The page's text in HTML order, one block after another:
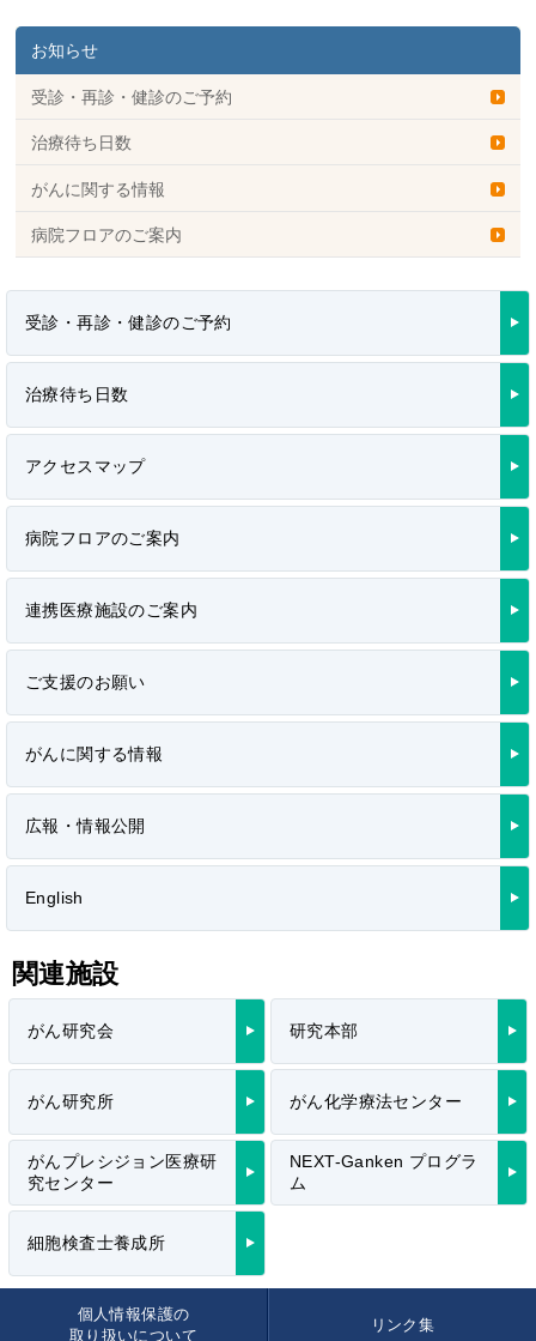
お知らせ
受診・再診・健診のご予約
治療待ち日数
がんに関する情報
病院フロアのご案内
受診・再診・健診のご予約
治療待ち日数
アクセスマップ
病院フロアのご案内
連携医療施設のご案内
ご支援のお願い
がんに関する情報
広報・情報公開
English
関連施設
がん研究会 研究本部
がん研究所 がん化学療法センター
がんプレシジョン医療研
究センター
NEXT-Ganken プログラ
ム
細胞検査士養成所
個人情報保護の
取り扱いについて
リンク集